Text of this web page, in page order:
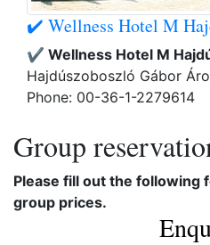
✔️ Wellness Hotel M
✔️ Wellness Hotel M
Hajdúszoboszló Gábor
Phone: 00-36-1-2279614
Group
Please fill out the following
group prices.